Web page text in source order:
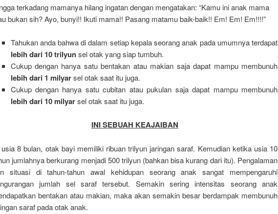
terkadang mamanya hilang ingatan dengan mengatakan: “Kamu ini anak mama
bukan sih? Ayo, bunyi!! Ikuti mama!! Pasang matamu baik-baik!! Em! Em! Em!!!!”
Tahukan anda bahwa di dalam setiap kepala seorang anak pada umumnya terdapat
lebih dari 10 trilyunsel otak yang siap tumbuh.
Cukup dengan hanya satu bentakan atau makian saja dapat mampu membunuh
lebih dari 1 milyarsel otak saat itu juga.
Cukup dengan hanya satu cubitan atau pukulan saja dapat mampu membunuh
lebih dari 10 milyarsel otak saat itu juga.
INI SEBUAH KEAJAIBAN
8 bulan, otak bayi memiliki ribuan trilyun jaringan saraf. Kemudian ketika usia 10
jumlahnya berkurang menjadi 500 trilyun (bahkan bisa kurang dari itu). Pengalaman
situasi di tahun-tahun awal kehidupan seorang anak sangat mempengaruhi
jumlah sel saraf tersebut. Semakin sering intensitas seorang anak
bentakan atau makian, maka akan semakin besar berdampak membunuh
saraf pada otak anak.